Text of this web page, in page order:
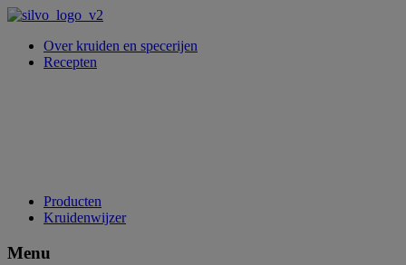
Over kruiden en specerijen
Recepten
Producten
Kruidenwijzer
Menu